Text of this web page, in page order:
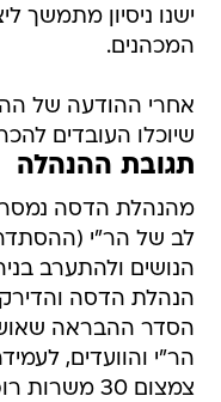
ישנו ניסיון מתמשך
המכהנים.
שיוכלו העובדים
תגובת ההנהלה
מהנהלת הדסה נמסר:
לב של הר"י
הנושים ולהתערב
הנהלת הדסה
הסדר ההבראה
הר"י והוועדים,
צמצום 30